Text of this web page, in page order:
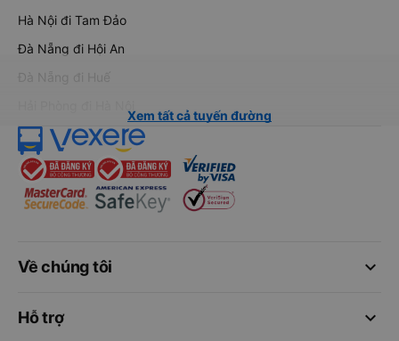
Hà Nội đi Tam Đảo
Đà Nẵng đi Hội An
Đà Nẵng đi Huế
Xem tất cả tuyến đường
keyboard_arrow_down
Về chúng tôi
keyboard_arrow_down
Hỗ trợ